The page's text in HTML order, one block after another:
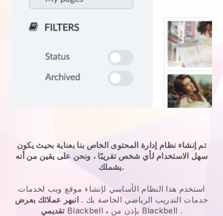
تم إنشاء نظام إدارة المحتوى الخاص بنا بعناية بحيث يكون
سهل الاستخدام لأي شخص تقريبًا ، ونحن على يقين من أنه
يشملك.
استخدم هذا النظام الأساسي لإنشاء موقع ويب لخدمات
خدمات التدريب الرياضي الخاصة بك . انبهر عملائك بعرض
تقديمي Blackbell ، Blackbell .